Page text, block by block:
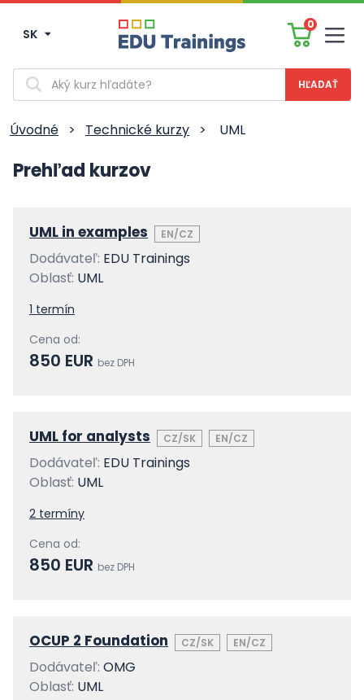
SK
0
Vyhľadávanie
Úvodné > Technické kurzy > UML
Prehľad kurzov
UML in examples EN/CZ
Dodávateľ: EDU Trainings
Oblasť: UML
1 termín
Cena od:
850 EUR bez DPH
UML for analysts CZ/SK EN/CZ
Dodávateľ: EDU Trainings
Oblasť: UML
2 termíny
Cena od:
850 EUR bez DPH
OCUP 2 Foundation CZ/SK EN/CZ
Dodávateľ: OMG
Oblasť: UML